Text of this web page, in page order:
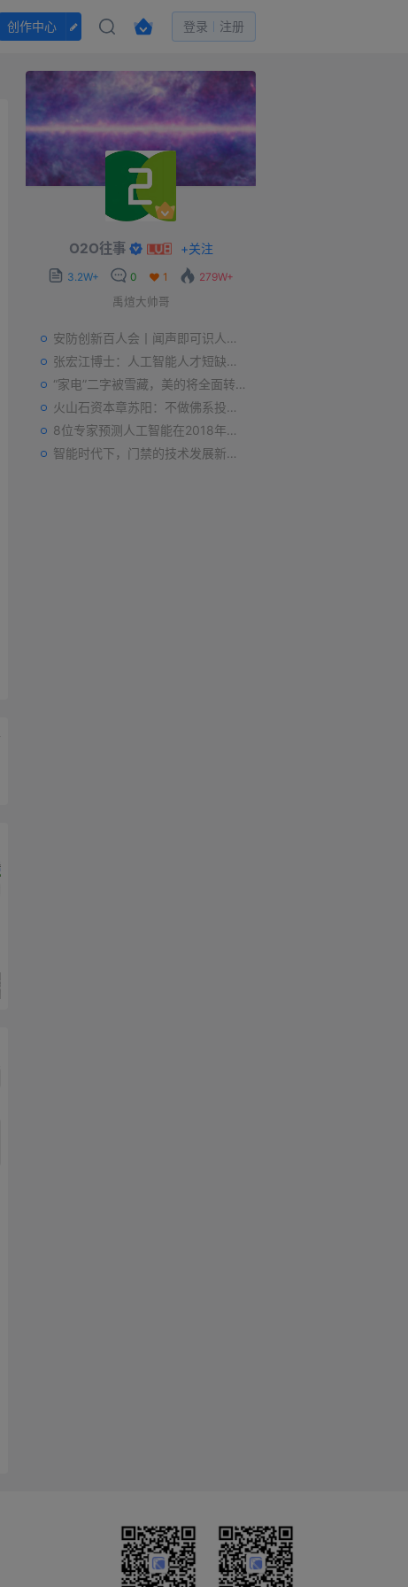
创作中心 登录 注册
O2O往事 +关注
3.2W+ 0 1
279W+
禹煊大帅哥
安防创新百人会丨闻声即可识人，虚拟诈骗的克星——声纹识别
张宏江博士：人工智能人才短缺是世界性问题
“家电”二字被雪藏，美的将全面转型智能制造？
火山石资本章苏阳：不做佛系投资人，为企业价值战斗到底
8位专家预测人工智能在2018年对我们的影响
智能时代下，门禁的技术发展新趋势